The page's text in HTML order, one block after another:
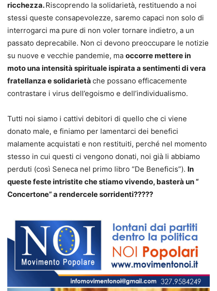
ricchezza.Riscoprendo la solidarietà, restituendo a noi
stessi queste consapevolezze, saremo capaci non solo di
interrogarci ma pure di non voler tornare indietro, a un
passato deprecabile. Non ci devono preoccupare le notizie
su nuove e vecchie pandemie, ma occorre mettere in
moto una intensità spirituale ispirata a sentimenti di vera
fratellanza e solidarietà che possano efficacemente
contrastare i virus dell’egoismo e dell’individualismo.
Tutti noi siamo i cattivi debitori di quello che ci viene
donato male, e finiamo per lamentarci dei benefici
malamente acquistati e non restituiti, perché nel momento
stesso in cui questi ci vengono donati, noi già li abbiamo
perduti (così Seneca nel primo libro “De Beneficis”). In
queste feste intristite che stiamo vivendo, basterà un “
Concertone” a rendercele sorridenti?????